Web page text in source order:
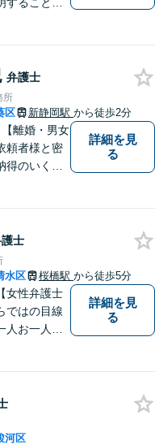
ことでも結
にご相談
弁護士
所
区 新静岡駅 から徒歩2分
【離婚・男女
頼者様と密
のいく解
。お困り
ご相談く
詳細を見
る
士
水区 桜橋駅 から徒歩5分
女性弁護士
ではの目線
お一人の
だきま
の両方か
す。
詳細を見
る
河区